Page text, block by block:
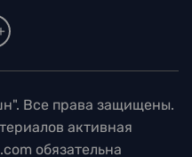
Все права защищены.
активная
обязательна